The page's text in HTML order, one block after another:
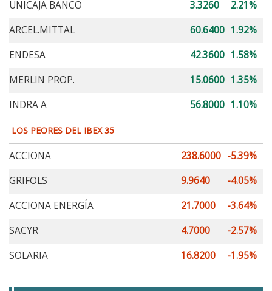
UNICAJA BANCO 3.3260
2.21%
ARCEL.MITTAL
60.6400 1.92%
ENDESA
42.3600 1.58%
MERLIN PROP.
15.0600 1.35%
INDRA A
56.8000 1.10%
LOS PEORES DEL IBEX 35
ACCIONA 238.6000 -5.39%
GRIFOLS
9.9640
-4.05%
ACCIONA ENERGÍA
21.7000
-3.64%
SACYR
4.7000
-2.57%
SOLARIA
16.8200 -1.95%